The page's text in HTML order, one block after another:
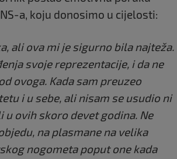
a, koju donosimo u cijelosti:
ali ova mi je sigurno bila najteža.
svoje reprezentacije, i da ne
ovoga. Kada sam preuzeo
i u sebe, ali nisam se usudio ni
ovih skoro devet godina. Ne
na plasmane na velika
nogometa poput one kada